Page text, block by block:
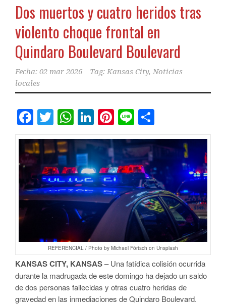
Dos muertos y cuatro heridos tras
violento choque frontal en
Quindaro Boulevard Boulevard
Fecha: 02 mar 2026 Tag: Kansas City, Noticias
locales
Facebook
Twitter
WhatsApp
LinkedIn
Pinterest
Line
REFERENCIAL / Photo by Michael Förtsch on Unsplash
KANSAS CITY, KANSAS –Una fatídica colisión ocurrida
durante la madrugada de este domingo ha dejado un saldo
de dos personas fallecidas y otras cuatro heridas de
gravedad en las inmediaciones de Quindaro Boulevard.